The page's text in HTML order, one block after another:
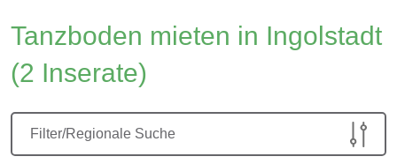
Tanzboden mieten in Ingolstadt
(2 Inserate)
Filter/Regionale Suche